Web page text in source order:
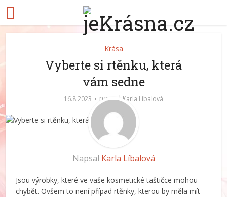
Krása
Vyberte si rtěnku, která
vám sedne
16.8.2023 napsal Karla Líbalová
Napsal Karla Líbalová
Jsou výrobky, které ve vaše kosmetické taštičce mohou
chybět. Ovšem to není případ rtěnky, kterou by měla mít